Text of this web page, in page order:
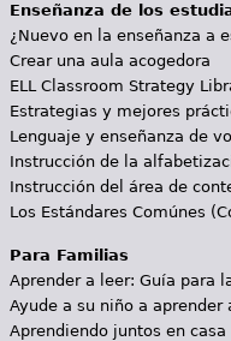
Enseñanza de los
¿Nuevo en la enseñanza a
Crear una aula acogedora
ELL Classroom Strategy
Estrategias y mejores
Lenguaje y enseñanza de
Instrucción de la
Instrucción del área de
Los Estándares Comúnes
Para Familias
Aprender a leer: Guía para
Ayude a su niño a aprender
Aprendiendo juntos en casa